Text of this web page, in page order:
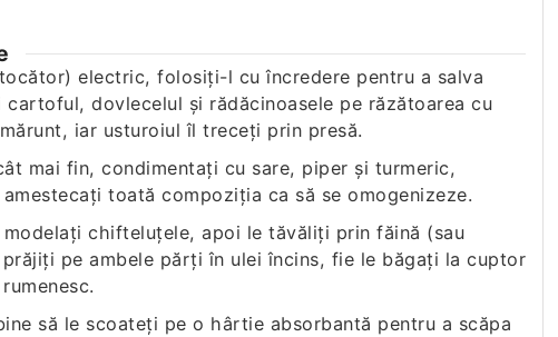
electric, folosiţi-l cu încredere pentru a salva
dovlecelul şi rădăcinoasele pe răzătoarea cu
iar usturoiul îl treceţi prin presă.
mai fin, condimentaţi cu sare, piper şi turmeric,
toată compoziţia ca să se omogenizeze.
modelaţi chifteluţele, apoi le tăvăliţi prin făină (sau
pe ambele părţi în ulei încins, fie le băgaţi la cuptor
să le scoateţi pe o hârtie absorbantă pentru a scăpa